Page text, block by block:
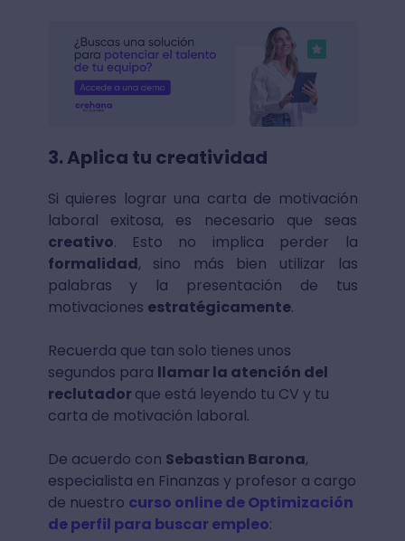
3. Aplica tu creatividad
Si quieres lograr una carta de motivación
laboral exitosa, es necesario que seas
creativo. Esto no implica perder la
formalidad, sino más bien utilizar las
palabras y la presentación de tus
motivaciones estratégicamente.
Recuerda que tan solo tienes unos
segundos para llamar la atención del
reclutador que está leyendo tu CV y tu
carta de motivación laboral.
De acuerdo con Sebastian Barona,
especialista en Finanzas y profesor a cargo
de nuestro curso online de Optimización
de perfil para buscar empleo: